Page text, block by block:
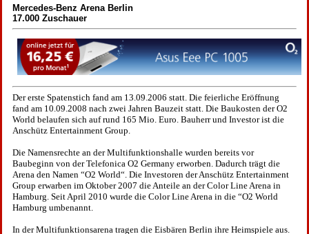
Mercedes-Benz Arena Berlin
17.000 Zuschauer
Der erste Spatenstich fand am 13.09.2006 statt. Die feierliche Eröffnung
fand am 10.09.2008 nach zwei Jahren Bauzeit statt. Die Baukosten der O2
World belaufen sich auf rund 165 Mio. Euro. Bauherr und Investor ist die
Anschütz Entertainment Group.
Die Namensrechte an der Multifunktionshalle wurden bereits vor
Baubeginn von der Telefonica O2 Germany erworben. Dadurch trägt die
Arena den Namen “O2 World“. Die Investoren der Anschütz Entertainment
Group erwarben im Oktober 2007 die Anteile an der Color Line Arena in
Hamburg. Seit April 2010 wurde die Color Line Arena in die “O2 World
Hamburg umbenannt.
In der Multifunktionsarena tragen die Eisbären Berlin ihre Heimspiele aus.